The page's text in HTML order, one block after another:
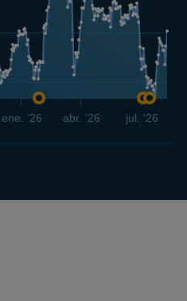
ene. '26 jul. '26
abr. '26